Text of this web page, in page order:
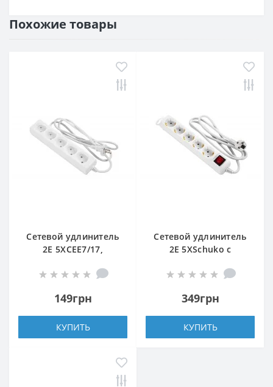
Похожие товары
Сетевой удлинитель
2E 5XCEE7/17,
149грн
КУПИТЬ
Сетевой удлинитель
2E 5XSchuko с
3G*1.5мм, 1.5м, white
349грн
КУПИТЬ